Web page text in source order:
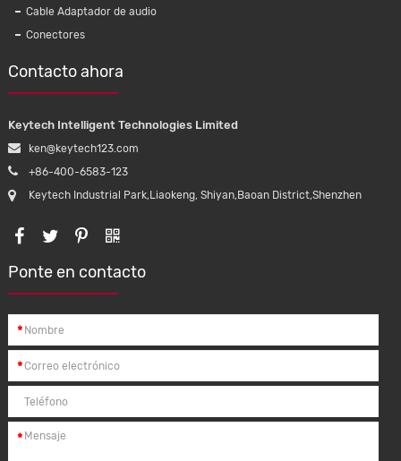
Cable Adaptador de audio
Conectores
Contacto ahora
Keytech Intelligent Technologies Limited
ken@keytech123.com
+86-400-6583-123
Keytech Industrial Park,Liaokeng, Shiyan,Baoan District,Shenzhen
Ponte en contacto
*
*
*